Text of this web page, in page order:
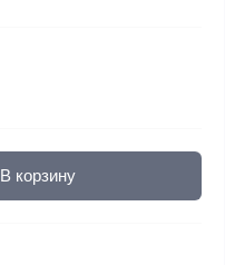
В корзину